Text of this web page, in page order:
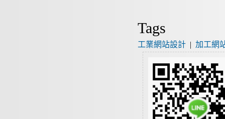
Tags
工業網站設計 | 加工網